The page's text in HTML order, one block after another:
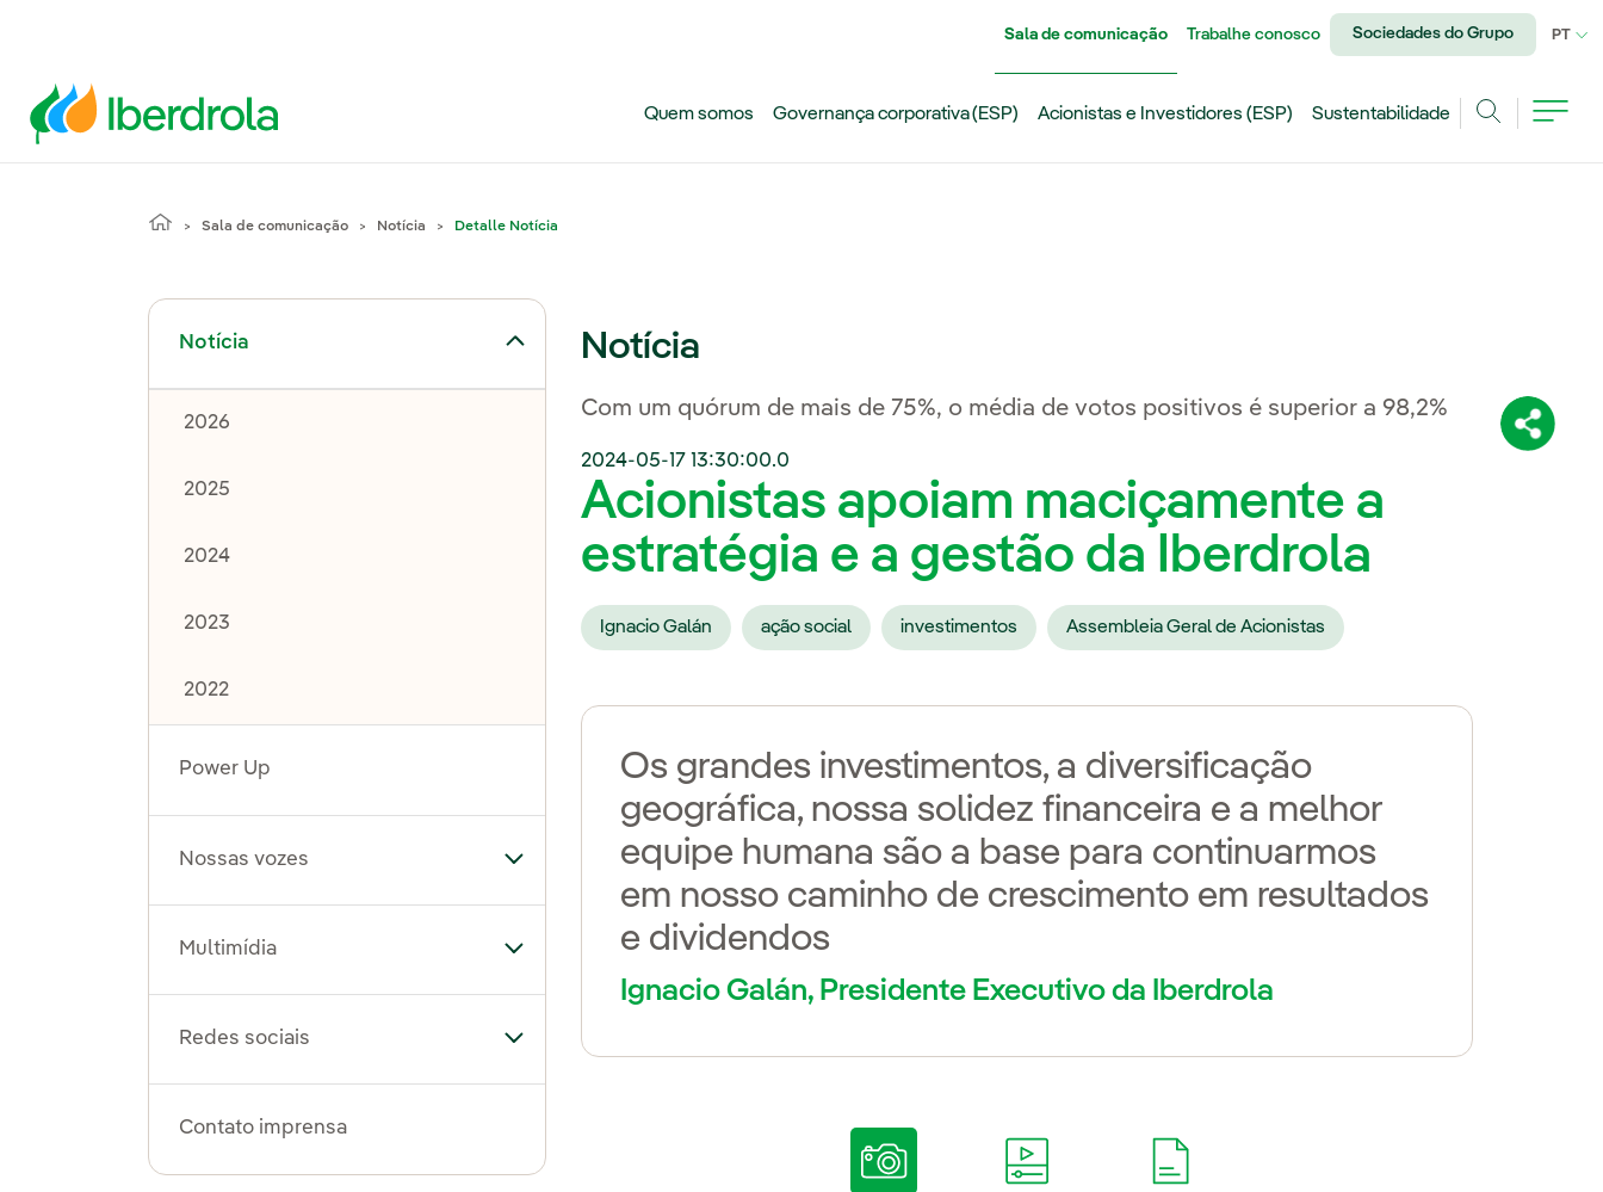
Sala de comunicação Trabalhe conosco Sociedades do Grupo PT
Quem somos Governança corporativa (ESP) Acionistas e Investidores (ESP)
Sustentabilidade
Sala de comunicação Notícia Detalle Notícia
Notícia
Alternar submenu de Notícia
2026
2025
2024
2023
2022
Power Up
Nossas vozes Alternar submenu de Nossas vozes
Multimídia Alternar submenu de Multimídia
Redes sociais Alternar submenu de Redes sociais
Contato imprensa
Notícia
Com um quórum de mais de 75%, o média de votos positivos é superior a 98,2%
2024-05-17 13:30:00.0
Acionistas apoiam maciçamente a
estratégia e a gestão da Iberdrola
Ignacio Galán ação social investimentos Assembleia Geral de Acionistas
Os grandes investimentos, a diversificação
geográfica, nossa solidez financeira e a melhor
equipe humana são a base para continuarmos
em nosso caminho de crescimento em resultados
e dividendos
Ignacio Galán, Presidente Executivo da Iberdrola